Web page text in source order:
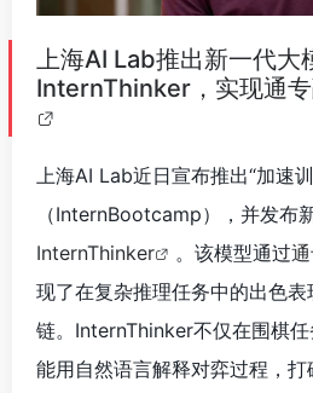
上海AI Lab推出新一代大
InternThinker，实现通
上海AI Lab近日宣布推出“加速
（InternBootcamp），并发布
InternThinker
。该模型通过
现了在复杂推理任务中的出色
链。InternThinker不仅在围棋
能用自然语言解释对弈过程，打